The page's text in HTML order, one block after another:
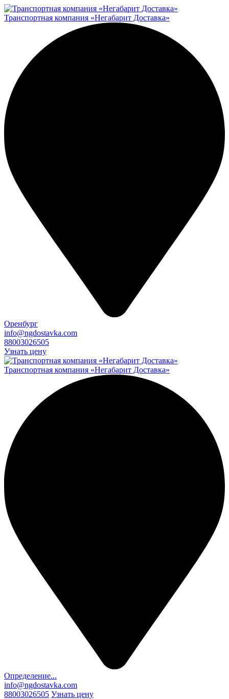
Транспортная компания «Негабарит Доставка»
Оренбург
info@ngdostavka.com
88003026505
Узнать цену
Транспортная компания «Негабарит Доставка»
Определение...
info@ngdostavka.com
88003026505 Узнать цену